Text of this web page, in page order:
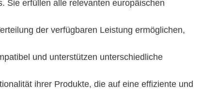
Sie erfüllen alle relevanten europäischen
der verfügbaren Leistung ermöglichen,
und unterstützen unterschiedliche
ihrer Produkte, die auf eine effiziente und